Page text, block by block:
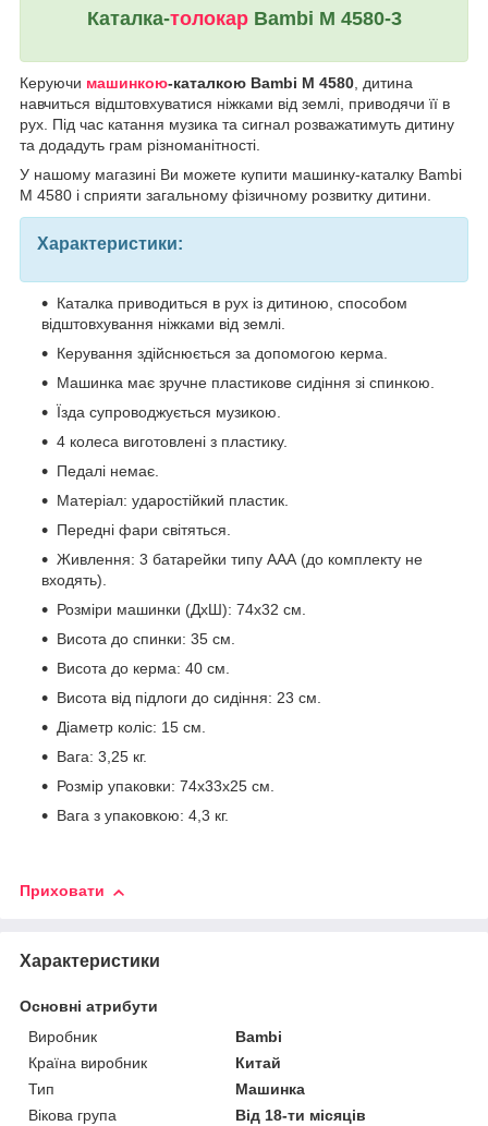
Каталка-толокарBambi M 4580-3
Керуючи машинкою-каталкою Bambi M 4580, дитина
навчиться відштовхуватися ніжками від землі, приводячи її в
рух. Під час катання музика та сигнал розважатимуть дитину
та додадуть грам різноманітності.
У нашому магазині Ви можете купити машинку-каталку Bambi
M 4580 і сприяти загальному фізичному розвитку дитини.
Характеристики:
Каталка приводиться в рух із дитиною, способом
відштовхування ніжками від землі.
Керування здійснюється за допомогою керма.
Машинка має зручне пластикове сидіння зі спинкою.
Їзда супроводжується музикою.
4 колеса виготовлені з пластику.
Педалі немає.
Матеріал: ударостійкий пластик.
Передні фари світяться.
Живлення: 3 батарейки типу ААА (до комплекту не
входять).
Розміри машинки (ДхШ): 74х32 см.
Висота до спинки: 35 см.
Висота до керма: 40 см.
Висота від підлоги до сидіння: 23 см.
Діаметр коліс: 15 см.
Вага: 3,25 кг.
Розмір упаковки: 74х33х25 см.
Вага з упаковкою: 4,3 кг.
Приховати
Характеристики
Основні атрибути
Виробник
Bambi
Країна виробник
Китай
Тип
Машинка
Вікова група
Від 18-ти місяців